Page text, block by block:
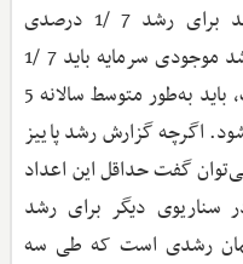
بررسی‌های کارشناسان نشان می‌دهد برای رشد 7 /1 درصدی
اقتصاد کشور تا سال ۱۴۱۰، متوسط رشد موجودی سرمایه باید 7 /1
درصد باشد که برای تحقق این هدف، باید به‌طور متوسط سالانه 5
اگرچه گزارش رشد پاییز
گفت حداقل این اعداد
در سناریوی دیگر برای رشد
همان رشدی است که طی سه